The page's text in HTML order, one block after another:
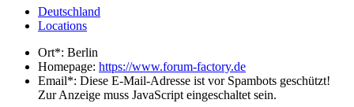
Deutschland
Locations
Ort*: Berlin
Homepage: https://www.forum-factory.de
Email*: Diese E-Mail-Adresse ist vor Spambots geschützt!
Zur Anzeige muss JavaScript eingeschaltet sein.